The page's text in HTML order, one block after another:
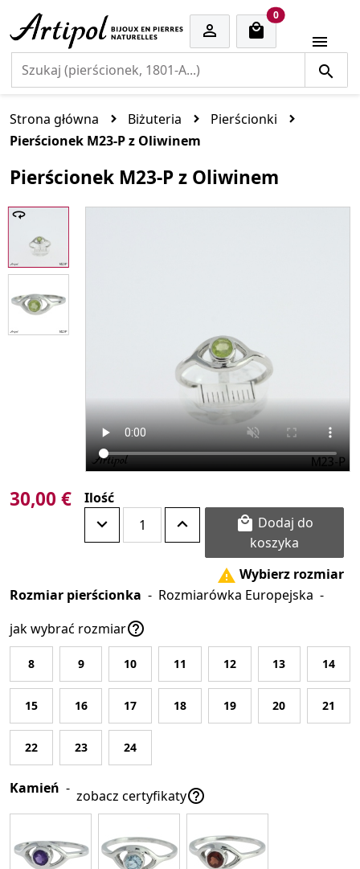

0cart items

Strona główna Biżuteria
Pierścionki
Pierścionek M23-P z Oliwinem
Pierścionek M23-P z Oliwinem
30,00 € Ilość

koszyka
 Wybierz rozmiar
Rozmiar pierścionka - Rozmiarówka Europejska -
jak wybrać rozmiar
8 9 10 11 12 13 14
15 16 17 18 19 20 21
22 23 24
Kamień - zobacz certyfikaty